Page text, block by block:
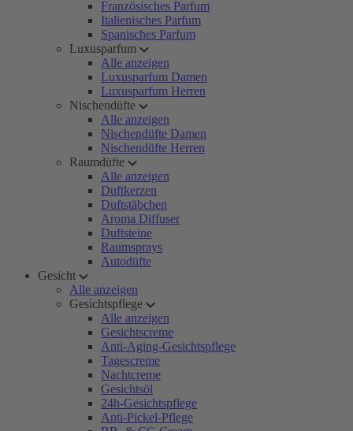
Französisches Parfum
Italienisches Parfum
Spanisches Parfum
Luxusparfum
Alle anzeigen
Luxusparfum Damen
Luxusparfum Herren
Nischendüfte
Alle anzeigen
Nischendüfte Damen
Nischendüfte Herren
Raumdüfte
Alle anzeigen
Duftkerzen
Duftstäbchen
Aroma Diffuser
Duftsteine
Raumsprays
Autodüfte
Gesicht
Alle anzeigen
Gesichtspflege
Alle anzeigen
Gesichtscreme
Anti-Aging-Gesichtspflege
Tagescreme
Nachtcreme
Gesichtsöl
24h-Gesichtspflege
Anti-Pickel-Pflege